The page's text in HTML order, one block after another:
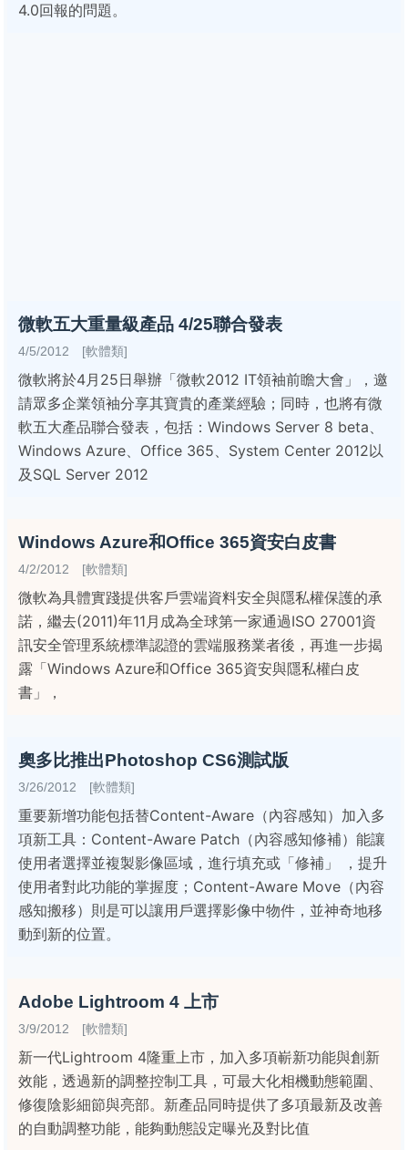
4.0回報的問題。
微軟五大重量級產品 4/25聯合發表
4/5/2012 [軟體類]
微軟將於4月25日舉辦「微軟2012 IT領袖前瞻大會」，邀
請眾多企業領袖分享其寶貴的產業經驗；同時，也將有微
軟五大產品聯合發表，包括：Windows Server 8 beta、
Windows Azure、Office 365、System Center 2012以
及SQL Server 2012
Windows Azure和Office 365資安白皮書
4/2/2012 [軟體類]
微軟為具體實踐提供客戶雲端資料安全與隱私權保護的承
諾，繼去(2011)年11月成為全球第一家通過ISO 27001資
訊安全管理系統標準認證的雲端服務業者後，再進一步揭
露「Windows Azure和Office 365資安與隱私權白皮
書」，
奧多​比推出Phot​oshop CS6測試版
3/26/2012 [軟體類]
重要新增功能包括替Content-Aware（內容感知）加入多
項新工具：Content-Aware Patch（內容感知修補）能讓
使用者選擇並複製影像區域，進行填充或「修補」 ，提升
使用者對此功能的掌握度；Content-Aware Move（內容
感知搬移）則是可以讓用戶選擇影像中物件，並神奇地移
動到新的位置。
Adobe Lightroom 4 上市
3/9/2012 [軟體類]
新一代Lightroom 4隆重上市，加入多項嶄新功能與創新
效能，透過新的調整控制工具，可最大化相機動態範圍、
修復陰影細節與亮部。新產品同時提供了多項最新及改善
的自動調整功能，能夠動態設定曝光及對比值